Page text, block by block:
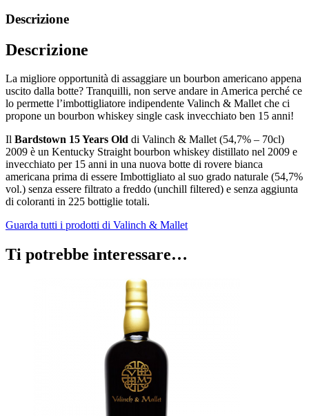
Descrizione
Descrizione
La migliore opportunità di assaggiare un bourbon americano appena
uscito dalla botte? Tranquilli, non serve andare in America perché ce
lo permette l’imbottigliatore indipendente Valinch & Mallet che ci
propone un bourbon whiskey single cask invecchiato ben 15 anni!
Il Bardstown 15 Years Old di Valinch & Mallet (54,7% – 70cl)
2009 è un Kentucky Straight bourbon whiskey distillato nel 2009 e
invecchiato per 15 anni in una nuova botte di rovere bianca
americana prima di essere Imbottigliato al suo grado naturale (54,7%
vol.) senza essere filtrato a freddo (unchill filtered) e senza aggiunta
di coloranti in 225 bottiglie totali.
Guarda tutti i prodotti di Valinch & Mallet
Ti potrebbe interessare…